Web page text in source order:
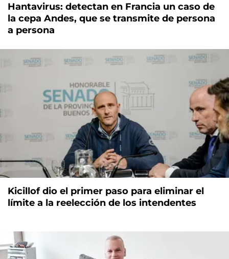
Hantavirus: detectan en Francia un caso de
la cepa Andes, que se transmite de persona
a persona
Kicillof dio el primer paso para eliminar el
límite a la reelección de los intendentes